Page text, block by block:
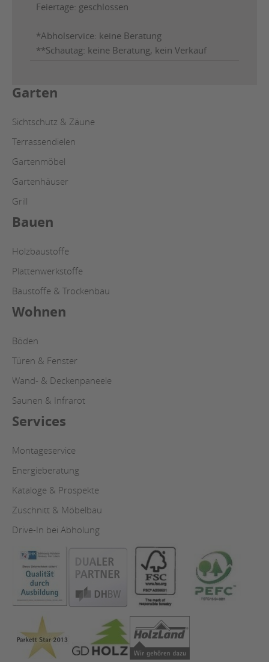
Feiertage: geschlossen
*Abholservice: keine Beratung
**Schautag: keine Beratung, kein Verkauf
Garten
Sichtschutz & Zäune
Terrassendielen
Gartenmöbel
Gartenhäuser
Grill
Bauen
Holzbaustoffe
Plattenwerkstoffe
Baustoffe & Trockenbau
Wohnen
Böden
Türen & Fenster
Wand- & Deckenpaneele
Saunen & Infrarot
Services
Montageservice
Energieberatung
Kataloge & Prospekte
Zuschnitt & Möbelbau
Drive-In bei Abholung